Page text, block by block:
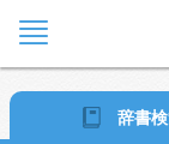
辞書